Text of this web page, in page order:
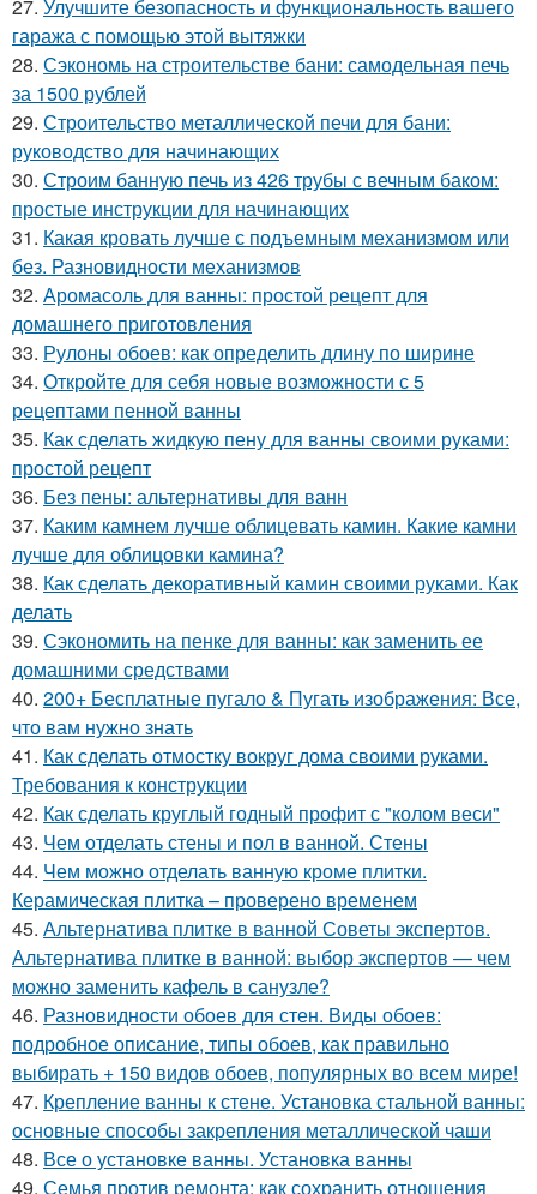
27. Улучшите безопасность и функциональность вашего
гаража с помощью этой вытяжки
28. Сэкономь на строительстве бани: самодельная печь
за 1500 рублей
29. Строительство металлической печи для бани:
руководство для начинающих
30. Строим банную печь из 426 трубы с вечным баком:
простые инструкции для начинающих
31. Какая кровать лучше с подъемным механизмом или
без. Разновидности механизмов
32. Аромасоль для ванны: простой рецепт для
домашнего приготовления
33. Рулоны обоев: как определить длину по ширине
34. Откройте для себя новые возможности с 5
рецептами пенной ванны
35. Как сделать жидкую пену для ванны своими руками:
простой рецепт
36. Без пены: альтернативы для ванн
37. Каким камнем лучше облицевать камин. Какие камни
лучше для облицовки камина?
38. Как сделать декоративный камин своими руками. Как
делать
39. Сэкономить на пенке для ванны: как заменить ее
домашними средствами
40. 200+ Бесплатные пугало & Пугать изображения: Все,
что вам нужно знать
41. Как сделать отмостку вокруг дома своими руками.
Требования к конструкции
42. Как сделать круглый годный профит с "колом веси"
43. Чем отделать стены и пол в ванной. Стены
44. Чем можно отделать ванную кроме плитки.
Керамическая плитка – проверено временем
45. Альтернатива плитке в ванной Советы экспертов.
Альтернатива плитке в ванной: выбор экспертов — чем
можно заменить кафель в санузле?
46. Разновидности обоев для стен. Виды обоев:
подробное описание, типы обоев, как правильно
выбирать + 150 видов обоев, популярных во всем мире!
47. Крепление ванны к стене. Установка стальной ванны:
основные способы закрепления металлической чаши
48. Все о установке ванны. Установка ванны
49. Семья против ремонта: как сохранить отношения